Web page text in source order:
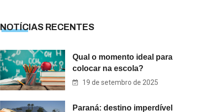
NOTÍCIAS RECENTES
Qual o momento ideal para
colocar na escola?
19 de setembro de 2025
Paraná: destino imperdível